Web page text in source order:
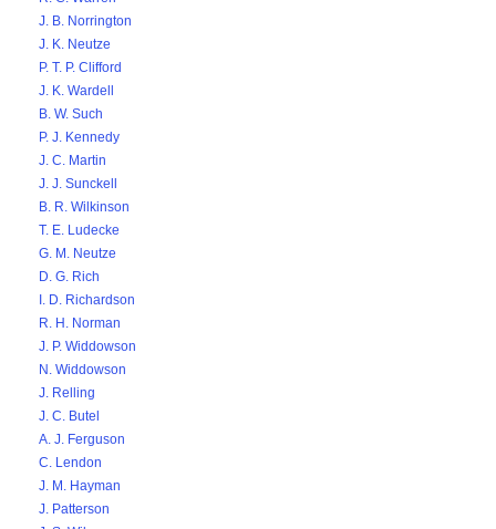
J. B. Norrington
J. K. Neutze
P. T. P. Clifford
J. K. Wardell
B. W. Such
P. J. Kennedy
J. C. Martin
J. J. Sunckell
B. R. Wilkinson
T. E. Ludecke
G. M. Neutze
D. G. Rich
I. D. Richardson
R. H. Norman
J. P. Widdowson
N. Widdowson
J. Relling
J. C. Butel
A. J. Ferguson
C. Lendon
J. M. Hayman
J. Patterson